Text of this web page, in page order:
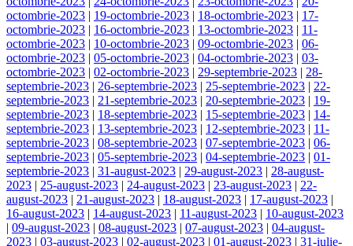
octombrie-2023 | 19-octombrie-2023 | 18-octombrie-2023 | 17-
octombrie-2023 | 16-octombrie-2023 | 13-octombrie-2023 | 11-
octombrie-2023 | 10-octombrie-2023 | 09-octombrie-2023 | 06-
octombrie-2023 | 05-octombrie-2023 | 04-octombrie-2023 | 03-
octombrie-2023 | 02-octombrie-2023 | 29-septembrie-2023 | 28-
septembrie-2023 | 26-septembrie-2023 | 25-septembrie-2023 | 22-
septembrie-2023 | 21-septembrie-2023 | 20-septembrie-2023 | 19-
septembrie-2023 | 18-septembrie-2023 | 15-septembrie-2023 | 14-
septembrie-2023 | 13-septembrie-2023 | 12-septembrie-2023 | 11-
septembrie-2023 | 08-septembrie-2023 | 07-septembrie-2023 | 06-
septembrie-2023 | 05-septembrie-2023 | 04-septembrie-2023 | 01-
septembrie-2023 | 31-august-2023 | 29-august-2023 | 28-august-
2023 | 25-august-2023 | 24-august-2023 | 23-august-2023 | 22-
august-2023 | 21-august-2023 | 18-august-2023 | 17-august-2023 |
16-august-2023 | 14-august-2023 | 11-august-2023 | 10-august-2023
| 09-august-2023 | 08-august-2023 | 07-august-2023 | 04-august-
2023 | 03-august-2023 | 02-august-2023 | 01-august-2023 | 31-iulie-